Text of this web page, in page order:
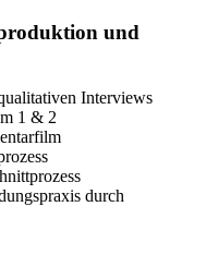
und
Interviews
1 & 2
durch